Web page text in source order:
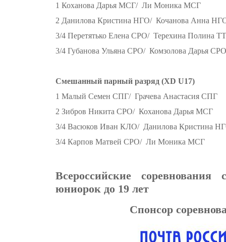
1 Коханова Дарья МСГ/ Ли Моника МСГ
2 Данилова Кристина НГО/ Кочанова Анна
3/4 Перетятько Елена СРО/ Терехина Полина
3/4 Губанова Ульяна СРО/ Комзолова Дарья СРО
Смешанный парный разряд (XD U17)
1 Малый Семен СПГ/ Грачева Анастасия СПГ
2 Зибров Никита СРО/ Коханова Дарья МСГ
3/4 Васюков Иван КЛО/ Данилова Кристина
3/4 Карпов Матвей СРО/ Ли Моника МСГ
Всероссийские
юниорок до 19 лет
Спонсор